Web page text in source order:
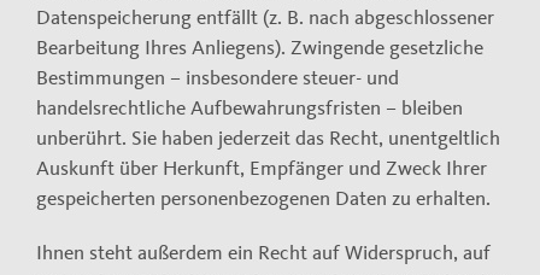
Datenspeicherung entfällt (z. B. nach abgeschlossener
Bearbeitung Ihres Anliegens). Zwingende gesetzliche
Bestimmungen – insbesondere steuer- und
handelsrechtliche Aufbewahrungsfristen – bleiben
unberührt. Sie haben jederzeit das Recht, unentgeltlich
Auskunft über Herkunft, Empfänger und Zweck Ihrer
gespeicherten personenbezogenen Daten zu erhalten.
Ihnen steht außerdem ein Recht auf Widerspruch, auf